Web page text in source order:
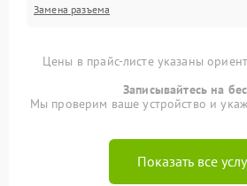
Замена разъема
Цены в прайс-листе указаны
Записывайтесь на
Мы проверим ваше устройство и
Показать все